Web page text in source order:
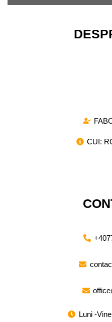
CUI:
Luni -